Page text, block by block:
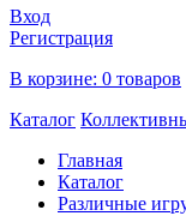
Вход
Регистрация
В корзине: 0 товаров
Каталог
Главная
Каталог
Различные